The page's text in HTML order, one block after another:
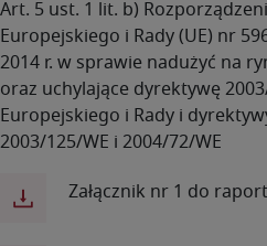
Art. 5 ust. 1 lit. b)
Europejskiego i Rady (UE) nr
2014 r. w sprawie nadużyć na
oraz uchylające dyrektywę
Europejskiego i Rady i
2003/125/WE i 2004/72/WE
Załącznik nr 1 do